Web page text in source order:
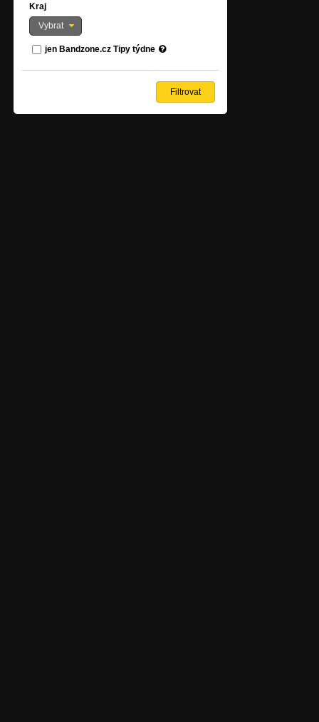
Kraj
Vybrat
jen Bandzone.cz Tipy týdne